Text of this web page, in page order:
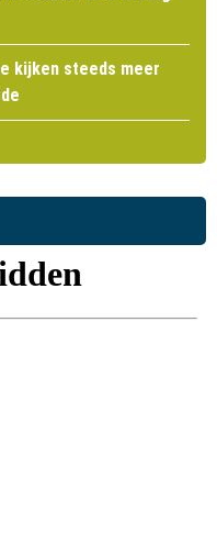
kijken steeds meer